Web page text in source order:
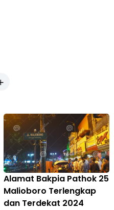
Alamat Bakpia Pathok 25
Malioboro Terlengkap
dan Terdekat 2024